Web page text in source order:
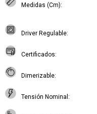
Medidas (Cm)
Driver Regulable
Certificados
Dimerizable
Tensión Nominal